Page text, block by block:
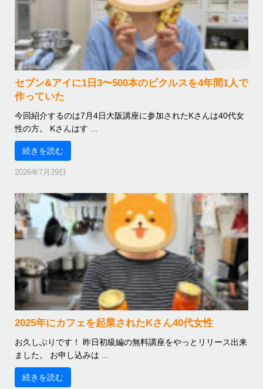
セブン&アイに1日3〜500本のピクルスを4年間1人で
作っていた
今回紹介するのは7月4日大阪講座に参加されたKさんは40代女
性の方。 Kさんはす ...
続きを読む
2026年7月29日
2025年にカフェを起業されたKさん40代女性
お久しぶりです！ 昨日初級編の無料講座をやっとリリース出来
ました。 お申し込みは ...
続きを読む